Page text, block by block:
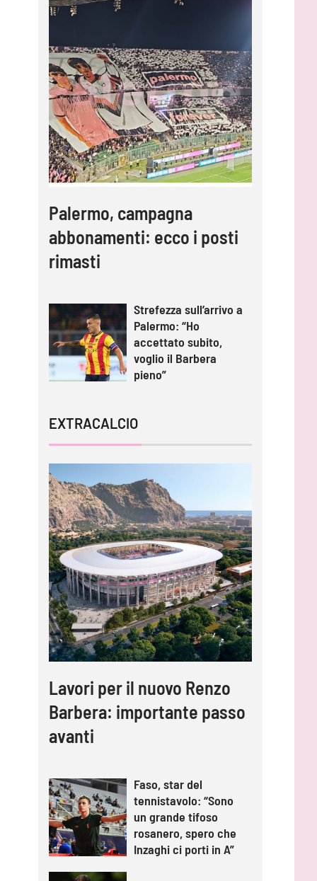
Palermo, campagna
abbonamenti: ecco i posti
rimasti
Strefezza sull’arrivo a
Palermo: “Ho
accettato subito,
voglio il Barbera
pieno”
EXTRACALCIO
Lavori per il nuovo Renzo
Barbera: importante passo
avanti
Faso, star del
tennistavolo: “Sono
un grande tifoso
rosanero, spero che
Inzaghi ci porti in A”